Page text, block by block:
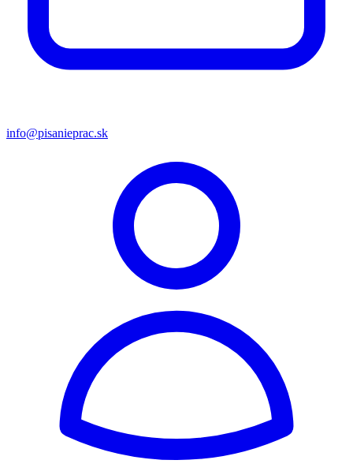
info@pisanieprac.sk